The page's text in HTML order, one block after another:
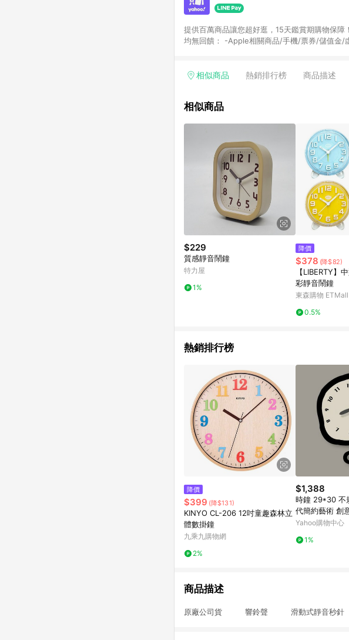
提供百萬商品讓您超好逛，15天鑑賞期購物保障！ 3C及特
均無回饋： -Apple相關商品/手機/票券/儲值金
Yahoo超贈點回饋者 - 購物中心商店之商品：
相似商品 熱銷排行榜 商品描述
相似商品
$229
質感靜音鬧鐘
特力屋
1%
降價
$378 (降$82)
【LIBERTY】
彩靜音鬧鐘
東森購物 ETMall
0.5%
熱銷排行榜
降價
$399 (降$131)
KINYO CL-206 12吋童趣森林立
體數掛鐘
九乘九購物網
2%
$1,388
時鐘 29*30 不
代簡約藝術 創
掛鐘 北歐風裝飾
Yahoo購物中心
1%
商品描述
原廠公司貨 響鈴聲 滑動式靜音秒針